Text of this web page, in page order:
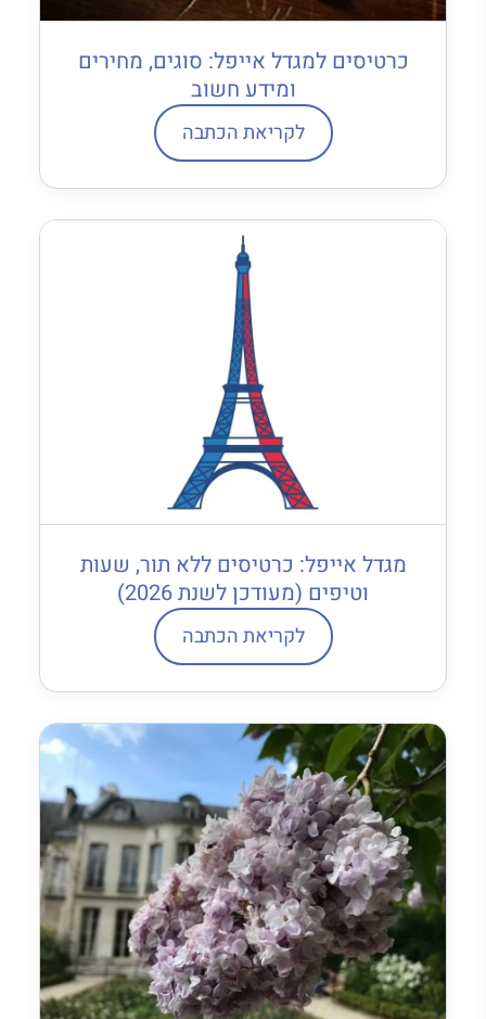
כרטיסים למגדל אייפל: סוגים, מחירים
ומידע חשוב
לקריאת הכתבה
מגדל אייפל: כרטיסים ללא תור, שעות
וטיפים (מעודכן לשנת 2026)
לקריאת הכתבה